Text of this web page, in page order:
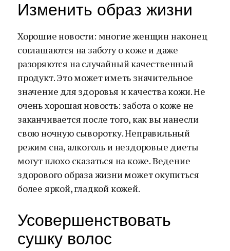
Изменить образ жизни
Хорошие новости: многие женщин наконец
соглашаются на заботу о коже и даже
разоряются на случайный качественный
продукт. Это может иметь значительное
значение для здоровья и качества кожи. Не
очень хорошая новость: забота о коже не
заканчивается после того, как вы нанесли
свою ночную сыворотку. Неправильный
режим сна, алкоголь и нездоровые диеты
могут плохо сказаться на коже. Ведение
здорового образа жизни может окупиться
более яркой, гладкой кожей.
Усовершенствовать
сушку волос